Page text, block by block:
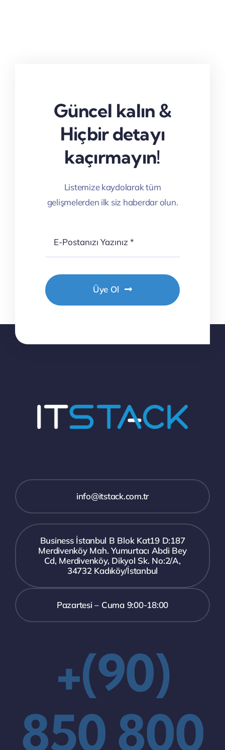
Güncel kalın &
Hiçbir detayı
kaçırmayın!
Listemize kaydolarak tüm
gelişmelerden ilk siz haberdar olun.
Üye Ol
info@itstack.com.tr
Business İstanbul B Blok Kat19 D:187
Merdivenköy Mah. Yumurtacı Abdi Bey
Cd, Merdivenköy, Dikyol Sk. No:2/A,
34732 Kadıköy/İstanbul
Pazartesi – Cuma 9:00-18:00
+(90)
850 800